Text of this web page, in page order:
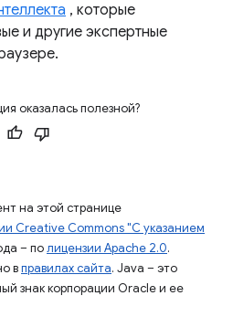
, которые
и другие экспертные
оказалась полезной?
на этой странице
Creative Commons "С указанием
– полицензии Apache 2.0.
вправилах сайта. Java – это
знак корпорации Oracle и ее